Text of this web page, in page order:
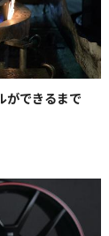
ができるまで